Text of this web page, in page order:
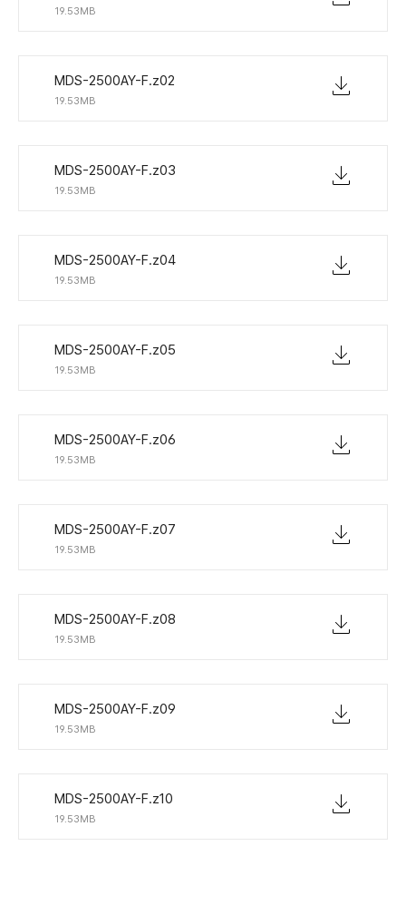
19.53MB
MDS-2500AY-F.z02
19.53MB
MDS-2500AY-F.z03
19.53MB
MDS-2500AY-F.z04
19.53MB
MDS-2500AY-F.z05
19.53MB
MDS-2500AY-F.z06
19.53MB
MDS-2500AY-F.z07
19.53MB
MDS-2500AY-F.z08
19.53MB
MDS-2500AY-F.z09
19.53MB
MDS-2500AY-F.z10
19.53MB